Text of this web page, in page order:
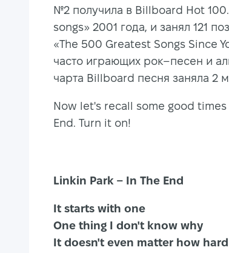
№2 получила в Billboard Hot
songs» 2001 года, и занял 121
«The 500 Greatest Songs Since
часто играющих рок–песен и
чарта Billboard песня заняла 2
Now let's recall some good
End. Turn it on!
Linkin Park – In The End
It starts with one
One thing I don't know why
It doesn't even matter how